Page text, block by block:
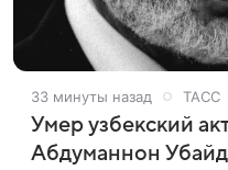
33 минуты назад ТАСС
Умер узбекский
Абдуманнон